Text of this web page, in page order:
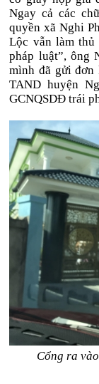
Ngay cả các
quyền xã Nghi
Lộc vẫn làm
pháp luật”, ông
mình đã gửi đơn
TAND huyện
GCNQSDĐ trái
Cổng ra